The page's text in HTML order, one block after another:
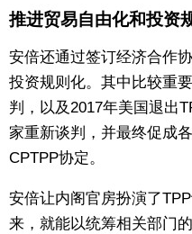
推进贸易自由化和投资
安倍还通过签订经济合作
投资规则化。其中比较重
判，以及2017年美国退出
家重新谈判，并最终促成
CPTPP协定。
安倍让内阁官房扮演了
来，就能以统筹相关部门